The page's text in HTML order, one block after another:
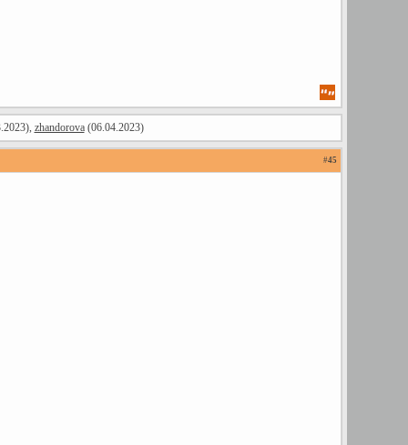
zhandorova(06.04.2023)
#45